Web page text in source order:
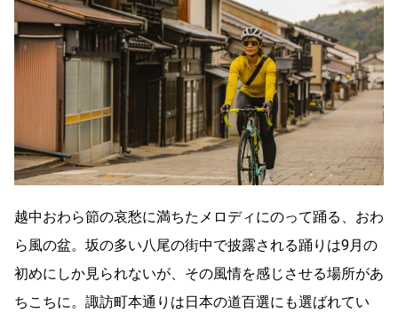
越中おわら節の哀愁に満ちたメロディにのって踊る、おわ
ら風の盆。坂の多い八尾の街中で披露される踊りは9月の
初めにしか見られないが、その風情を感じさせる場所があ
ちこちに。諏訪町本通りは日本の道百選にも選ばれてい